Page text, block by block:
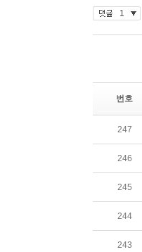
번호
247
246
245
244
243